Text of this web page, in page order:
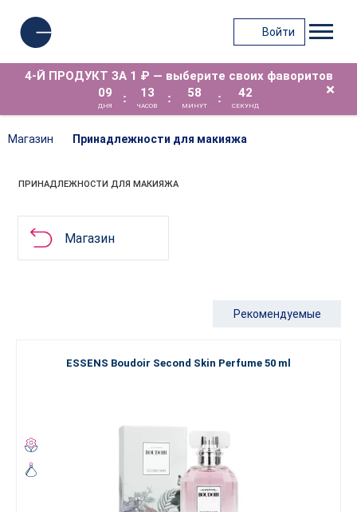
Войти
4-Й ПРОДУКТ ЗА 1 ₽ — выберите своих фаворитов
09
ДНЯ
: 13
ЧАСОВ
: 58
МИНУТ
: 42
СЕКУНД
×
Магазин Принадлежности для макияжа
ПРИНАДЛЕЖНОСТИ ДЛЯ МАКИЯЖА
Магазин
Рекомендуемые
ESSENS Boudoir Second Skin Perfume 50 ml